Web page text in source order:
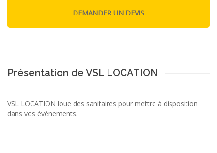
Présentation de VSL LOCATION
VSL LOCATION loue des sanitaires pour mettre à disposition
dans vos événements.